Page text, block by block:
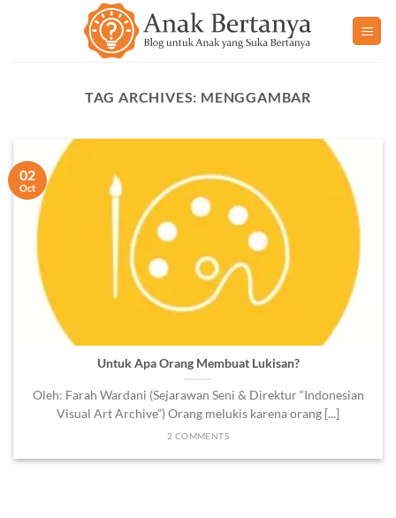
TAG ARCHIVES: MENGGAMBAR
Untuk Apa Orang Membuat Lukisan?
Oleh: Farah Wardani (Sejarawan Seni & Direktur “Indonesian
Visual Art Archive”) Orang melukis karena orang [...]
2 COMMENTS
02
Oct